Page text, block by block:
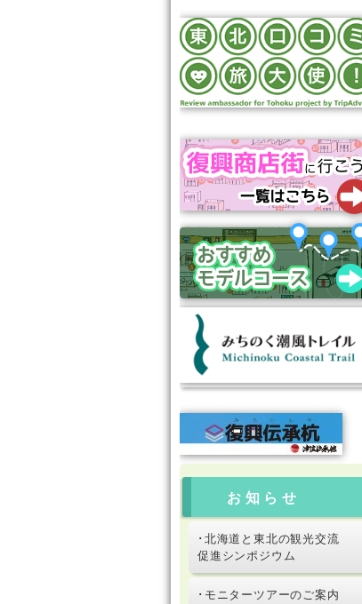
お知らせ
･北海道と東北の観光交流
促進シンポジウム
･モニターツアーのご案内